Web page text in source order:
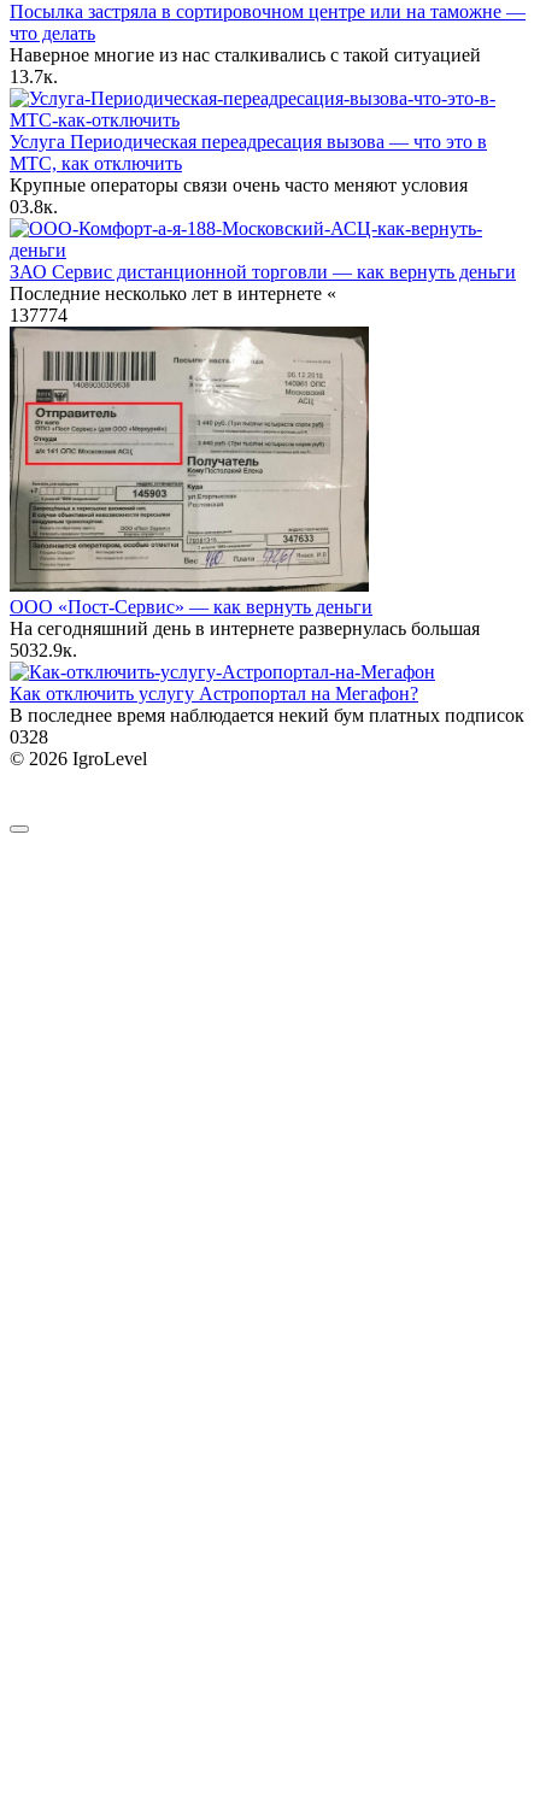
Посылка застряла в сортировочном центре или на таможне —
что делать
Наверное многие из нас сталкивались с такой ситуацией
13.7к.
Услуга Периодическая переадресация вызова — что это в
МТС, как отключить
Крупные операторы связи очень часто меняют условия
03.8к.
ЗАО Сервис дистанционной торговли — как вернуть деньги
Последние несколько лет в интернете «
137774
ООО «Пост-Сервис» — как вернуть деньги
На сегодняшний день в интернете развернулась большая
5032.9к.
Как отключить услугу Астропортал на Мегафон?
В последнее время наблюдается некий бум платных подписок
0328
© 2026 IgroLevel